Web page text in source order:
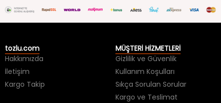
tozlu.com
Hakkımızda
İletişim
Kargo Takip
MÜŞTERİ HİZMETLERİ
Gizlilik ve Güvenlik
Kullanım Koşulları
Sıkça Sorulan Sorular
Kargo ve Teslimat